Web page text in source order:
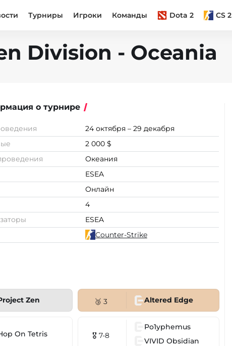
Турниры Игроки Команды Dota 2 CS 2
Division - Oceania
о турнире
24 октября – 29 декабря
2 000 $
Океания
ESEA
Онлайн
4
ESEA
Counter-Strike
Zen 🥉 3 Altered Edge
On Tetris 🎖 7-8
Po1yphemus
VIVID Obsidian